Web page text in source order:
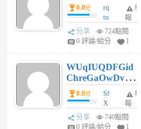
0.0分
rq
tn
jt
gl
個
月
前
舉
報
分享
724點閱
0 評論/給分
1
WUqIUQDFGid
ChreGaOwDv
dY0.0分
Sf
X
Pe
Jc
舉
報
分享
740點閱
0 評論/給分
1